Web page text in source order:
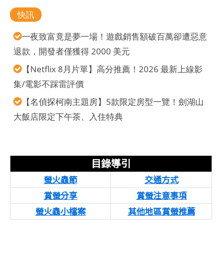
快訊
一夜致富竟是夢一場！遊戲銷售額破百萬卻遭惡意
退款，開發者僅獲得 2000 美元
【Netflix 8月片單】高分推薦！2026 最新上線影
集/電影不踩雷評價
【名偵探柯南主題房】5款限定房型一覽！劍湖山
大飯店限定下午茶、入住特典
目錄導引
螢火蟲節
交通方式
賞螢分享
賞螢注意事項
螢火蟲小檔案
其他地區賞螢推薦